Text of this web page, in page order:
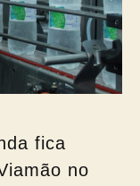
fica
no